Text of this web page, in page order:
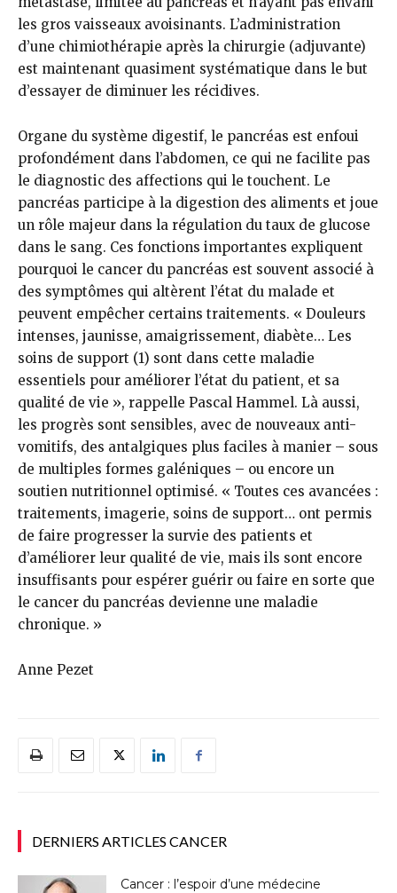
les gros vaisseaux avoisinants. L’administration
d’une chimiothérapie après la chirurgie (adjuvante)
est maintenant quasiment systématique dans le but
d’essayer de diminuer les récidives.
Organe du système digestif, le pancréas est enfoui
profondément dans l’abdomen, ce qui ne facilite pas
le diagnostic des affections qui le touchent. Le
pancréas participe à la digestion des aliments et joue
un rôle majeur dans la régulation du taux de glucose
dans le sang. Ces fonctions importantes expliquent
pourquoi le cancer du pancréas est souvent associé à
des symptômes qui altèrent l’état du malade et
peuvent empêcher certains traitements. « Douleurs
intenses, jaunisse, amaigrissement, diabète… Les
soins de support (1) sont dans cette maladie
essentiels pour améliorer l’état du patient, et sa
qualité de vie », rappelle Pascal Hammel. Là aussi,
les progrès sont sensibles, avec de nouveaux anti-
vomitifs, des antalgiques plus faciles à manier – sous
de multiples formes galéniques – ou encore un
soutien nutritionnel optimisé. « Toutes ces avancées :
traitements, imagerie, soins de support… ont permis
de faire progresser la survie des patients et
d’améliorer leur qualité de vie, mais ils sont encore
insuffisants pour espérer guérir ou faire en sorte que
le cancer du pancréas devienne une maladie
chronique. »
Anne Pezet
DERNIERS ARTICLES CANCER
Cancer : l’espoir d’une médecine